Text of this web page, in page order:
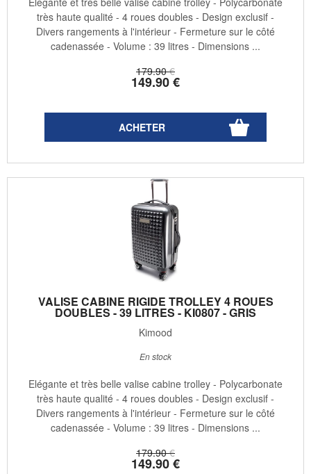
179.90 €
149.90€
très haute qualité - 4 roues doubles - Design exclusif -
Divers rangements à l'intérieur - Fermeture sur le côté
cadenassée - Volume : 39 litres - Dimensions ...
VALISE CABINE RIGIDE TROLLEY 4 ROUES
DOUBLES - 39 LITRES - KI0807 - GRIS
Kimood
179.90 €
149.90€
En stock
Elégante et très belle valise cabine trolley - Polycarbonate
très haute qualité - 4 roues doubles - Design exclusif -
Divers rangements à l'intérieur - Fermeture sur le côté
cadenassée - Volume : 39 litres - Dimensions ...